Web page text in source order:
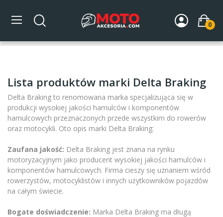
0
Strona główna Marki Delta Braking
W magazynie 9
Kategorie
DLA MOTOCYKLA
9
Cena
zł
Lista produktów marki Delta Braking
Delta Braking to renomowana marka specjalizująca się w
produkcji wysokiej jakości hamulców i komponentów
hamulcowych przeznaczonych przede wszystkim do rowerów
oraz motocykli. Oto opis marki Delta Braking:
Zaufana jakość: Delta Braking jest znana na rynku
motoryzacyjnym jako producent wysokiej jakości hamulców i
komponentów hamulcowych. Firma cieszy się uznaniem wśród
rowerzystów, motocyklistów i innych użytkowników pojazdów
na całym świecie.
Bogate doświadczenie: Marka Delta Braking ma długą